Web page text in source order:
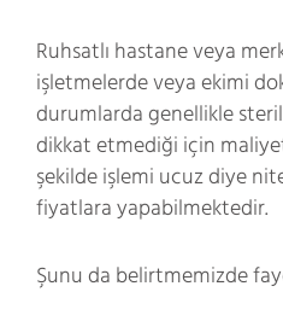
Ruhsatlı hastane veya
işletmelerde veya ekimi
durumlarda genellikle
dikkat etmediği için
şekilde işlemi ucuz diye
fiyatlara yapabilmektedir.
Şunu da belirtmemizde